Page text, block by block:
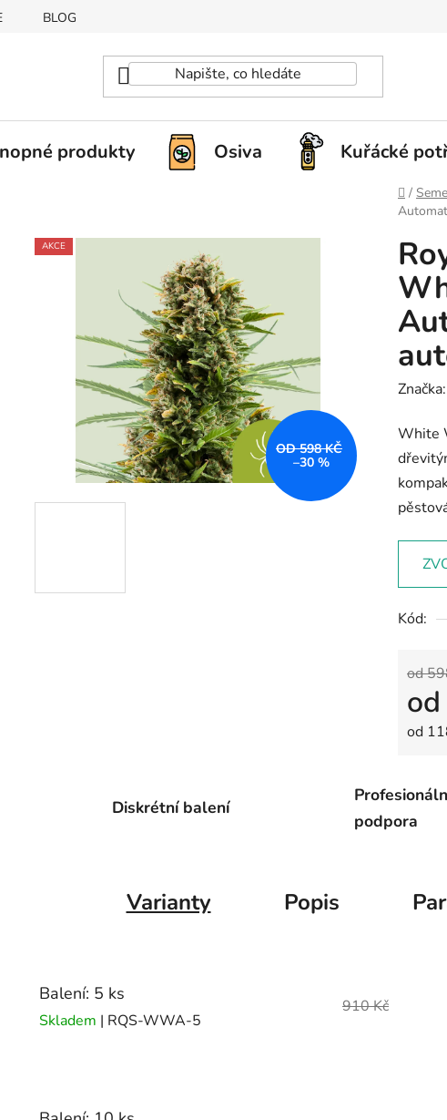
BLOG
produkty Osiva Kuřácké
Domů
/
Značka:
White
Kód:
od
od
od
AKCE
OD 598 KČ
–30 %
Diskrétní balení
podpora
Varianty Popis
Balení: 5 ks
Skladem | RQS-WWA-5
910 Kč